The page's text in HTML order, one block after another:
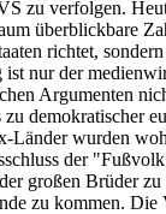
zu verfolgen.
überblickbare
richtet,
nur der
Argumenten
demokratischer
wurden
der
großen Brüder
zu kommen.